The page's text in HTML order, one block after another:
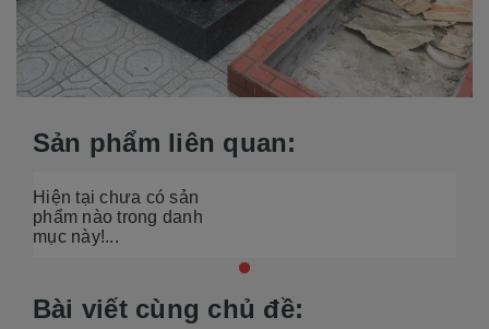
Sản phẩm liên quan:
Hiện tại chưa có sản
phẩm nào trong danh
mục này!...
Bài viết cùng chủ đề: